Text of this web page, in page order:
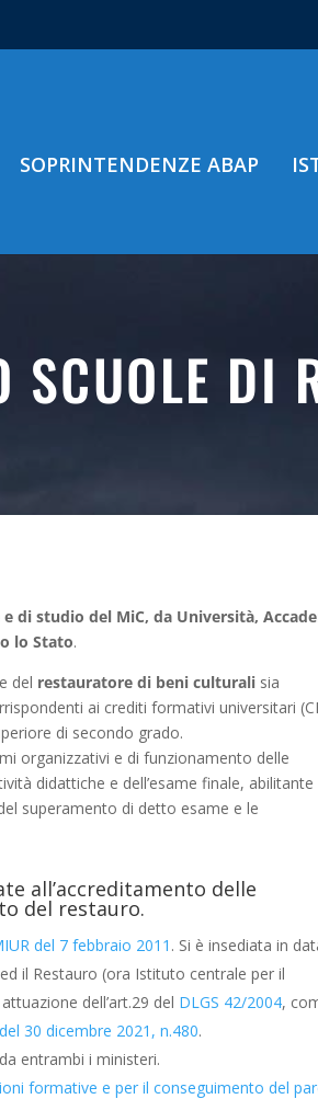
SOPRINTENDENZE ABAP
SCUOLE DI
di studio del MiC, da Università,
lo Stato.
del restauratore di beni culturali sia
ai crediti formativi universitari
di secondo grado.
organizzativi e di funzionamento delle
didattiche e dell’esame finale, abilitante
superamento di detto esame e le
all’accreditamento delle
del restauro.
del 7 febbraio 2011 . Si è insediata in
il Restauro (ora Istituto centrale per il
dell’art.29 del DLGS 42/2004,
30 dicembre 2021, n.480.
entrambi i ministeri.
formative e per il conseguimento del